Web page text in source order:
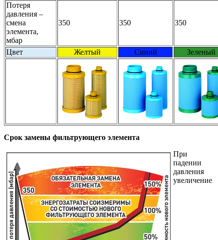
Потеря
давления –
смена
элемента,
мбар
350 350 350
Цвет Желтый Синий Зеленый
Срок замены фильтрующего элемента
При
падении
давления
увеличение